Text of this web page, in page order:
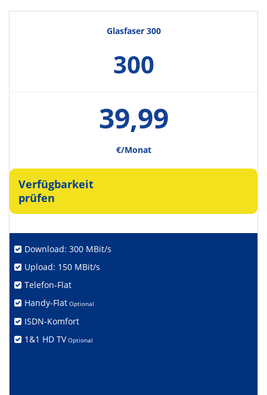
Glasfaser 300
300
39,99
€/Monat
Verfügbarkeit
prüfen
Download: 300 MBit/s
Upload: 150 MBit/s
Telefon-Flat
Handy-Flat Optional
ISDN-Komfort
1&1 HD TV Optional